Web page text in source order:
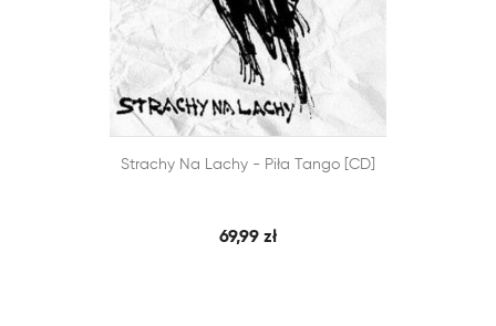
DODAJ DO KOSZYKASZYBKI PODGLĄD
Strachy Na Lachy - Piła Tango [CD]
69,99 zł